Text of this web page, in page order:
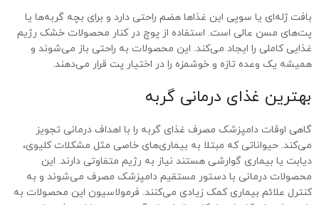
بافت ژله‌ای یا سوپی این غذاها هضم راحتی دارد و برای بچه گربه‌ها یا
پت‌های مسن عالی است. استفاده از پوچ در کنار محصولات خشک رژیم
غذایی کاملی را ایجاد می‌کند. این محصولات به راحتی باز می‌شوند و
همیشه یک وعده تازه و خوشمزه را در اختیار پت قرار می‌دهند.
بهترین غذای درمانی گربه
گاهی اوقات دامپزشک مصرف غذای گربه را با اهداف درمانی تجویز
می‌کند. حیواناتی که مبتلا به بیماری‌های خاصی مثل مشکلات کلیوی،
دیابت یا بیماری گوارشی هستند نیاز به رژیم متفاوتی دارند. این
محصولات درمانی با دستور مستقیم دامپزشک مصرف می‌شوند و به
کنترل علائم بیماری کمک زیادی می‌کنند. فرمولاسیون این محصولات به